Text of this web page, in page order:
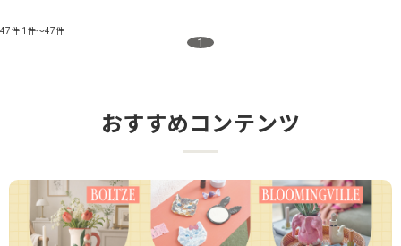
47件 1件～47件
1
おすすめコンテンツ